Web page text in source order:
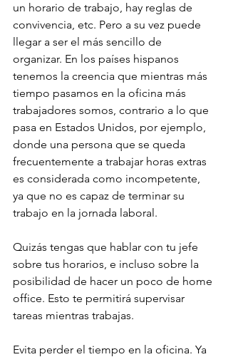
un horario de trabajo, hay reglas de
convivencia, etc. Pero a su vez puede
llegar a ser el más sencillo de
organizar. En los países hispanos
tenemos la creencia que mientras más
tiempo pasamos en la oficina más
trabajadores somos, contrario a lo que
pasa en Estados Unidos, por ejemplo,
donde una persona que se queda
frecuentemente a trabajar horas extras
es considerada como incompetente,
ya que no es capaz de terminar su
trabajo en la jornada laboral.
Quizás tengas que hablar con tu jefe
sobre tus horarios, e incluso sobre la
posibilidad de hacer un poco de home
office. Esto te permitirá supervisar
tareas mientras trabajas.
Evita perder el tiempo en la oficina. Ya